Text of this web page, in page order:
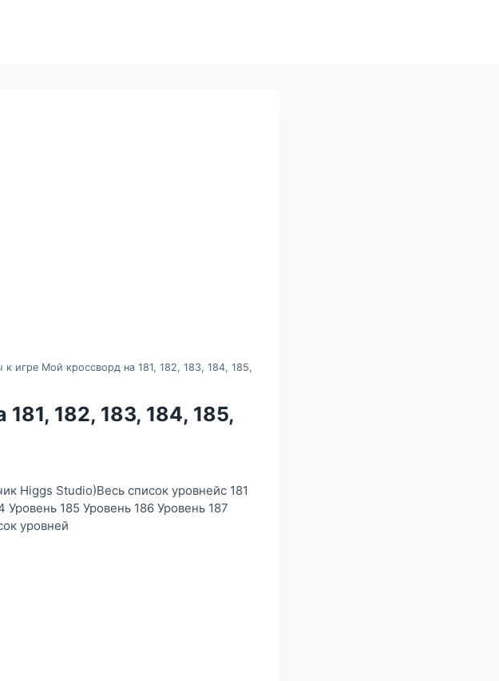
к игре Мой кроссворд на 181, 182, 183, 184, 185,
182, 183, 184, 185,
Higgs Studio)Весь список уровнейс 181
Уровень 185 Уровень 186 Уровень 187
уровней